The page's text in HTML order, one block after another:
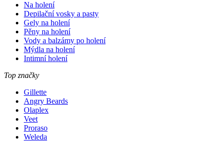
Na holení
Depilační vosky a pasty
Gely na holení
Pěny na holení
Vody a balzámy po holení
Mýdla na holení
Intimní holení
Top značky
Gillette
Angry Beards
Olaplex
Veet
Proraso
Weleda